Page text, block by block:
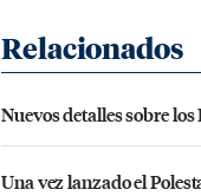
Nuevos detalles sobre
Una vez lanzado el